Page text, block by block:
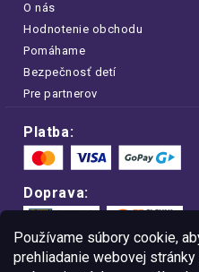
Používame súbory cookie,
prehliadanie webovej
O nás
Hodnotenie obchodu
Pomáhame
Bezpečnosť detí
Pre partnerov
Platba:
Doprava: